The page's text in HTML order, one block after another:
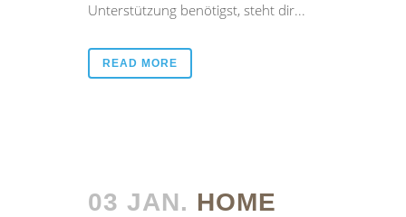
Unterstützung benötigst, steht dir...
READ MORE
03 JAN. HOME